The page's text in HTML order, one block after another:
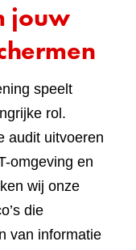
jouw
speelt
rol.
audit uitvoeren
omgeving en
wij onze
die
van informatie